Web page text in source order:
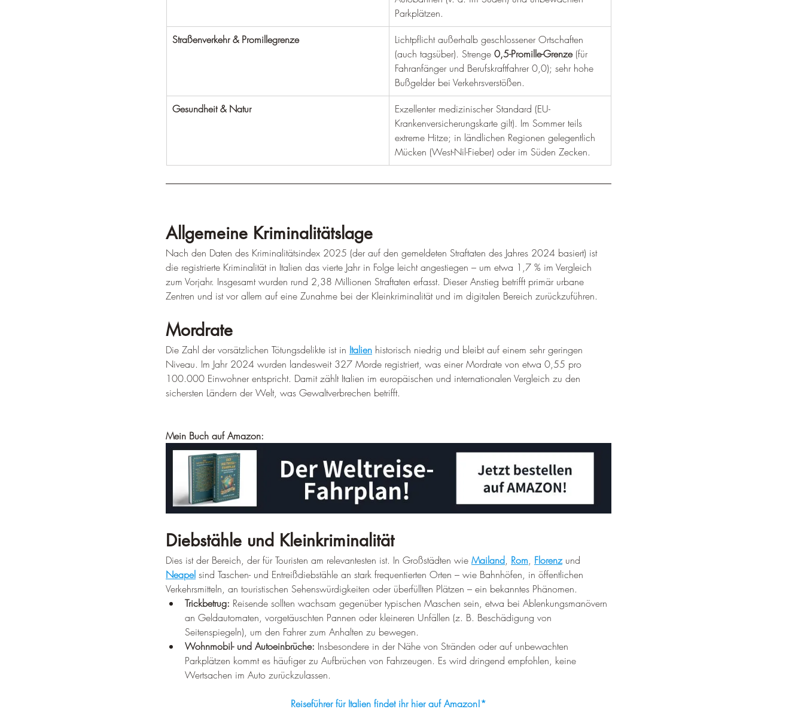
Parkplätzen.
Straßenverkehr & Promillegrenze
Lichtpflicht außerhalb geschlossener Ortschaften
(auch tagsüber). Strenge 0,5-Promille-Grenze (für
Fahranfänger und Berufskraftfahrer 0,0); sehr hohe
Bußgelder bei Verkehrsverstößen.
Gesundheit & Natur
Exzellenter medizinischer Standard (EU-
Krankenversicherungskarte gilt). Im Sommer teils
extreme Hitze; in ländlichen Regionen gelegentlich
Mücken (West-Nil-Fieber) oder im Süden Zecken.
Allgemeine Kriminalitätslage
Nach den Daten des Kriminalitätsindex 2025 (der auf den gemeldeten Straftaten des Jahres 2024 basiert) ist
die registrierte Kriminalität in Italien das vierte Jahr in Folge leicht angestiegen – um etwa 1,7 % im Vergleich
zum Vorjahr. Insgesamt wurden rund 2,38 Millionen Straftaten erfasst. Dieser Anstieg betrifft primär urbane
Zentren und ist vor allem auf eine Zunahme bei der Kleinkriminalität und im digitalen Bereich zurückzuführen.
Mordrate
Die Zahl der vorsätzlichen Tötungsdelikte ist in Italien historisch niedrig und bleibt auf einem sehr geringen
Niveau. Im Jahr 2024 wurden landesweit 327 Morde registriert, was einer Mordrate von etwa 0,55 pro
100.000 Einwohner entspricht. Damit zählt Italien im europäischen und internationalen Vergleich zu den
sichersten Ländern der Welt, was Gewaltverbrechen betrifft.
Mein Buch auf Amazon:
Diebstähle und Kleinkriminalität
Dies ist der Bereich, der für Touristen am relevantesten ist. In Großstädten wie Mailand, Rom, Florenz und
Neapel sind Taschen- und Entreißdiebstähle an stark frequentierten Orten – wie Bahnhöfen, in öffentlichen
Verkehrsmitteln, an touristischen Sehenswürdigkeiten oder überfüllten Plätzen – ein bekanntes Phänomen.
Trickbetrug: Reisende sollten wachsam gegenüber typischen Maschen sein, etwa bei Ablenkungsmanövern
an Geldautomaten, vorgetäuschten Pannen oder kleineren Unfällen (z. B. Beschädigung von
Seitenspiegeln), um den Fahrer zum Anhalten zu bewegen.
Wohnmobil- und Autoeinbrüche: Insbesondere in der Nähe von Stränden oder auf unbewachten
Parkplätzen kommt es häufiger zu Aufbrüchen von Fahrzeugen. Es wird dringend empfohlen, keine
Wertsachen im Auto zurückzulassen.
Reiseführer für Italien findet ihr hier auf Amazon!*